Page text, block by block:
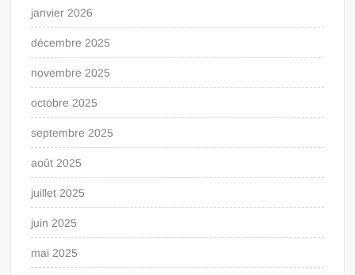
janvier 2026
décembre 2025
novembre 2025
octobre 2025
septembre 2025
août 2025
juillet 2025
juin 2025
mai 2025